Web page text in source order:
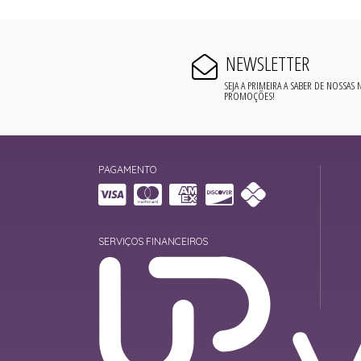
NEWSLETTER
SEJA A PRIMEIRA A SABER DE NOSSAS
PROMOÇÕES!
PAGAMENTO
SERVIÇOS FINANCEIROS